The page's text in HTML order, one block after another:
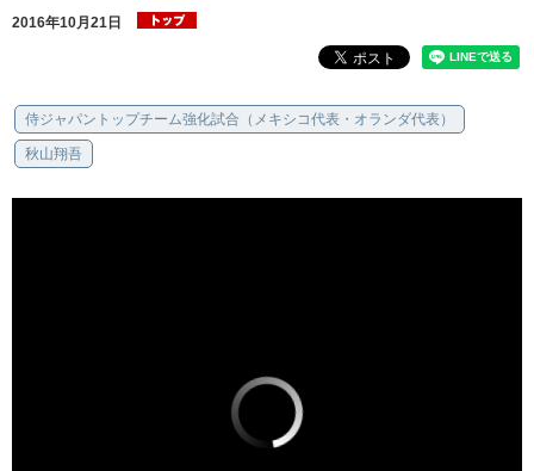
2016年10月21日
侍ジャパントップチーム強化試合（メキシコ代表・オランダ代表）
秋山翔吾